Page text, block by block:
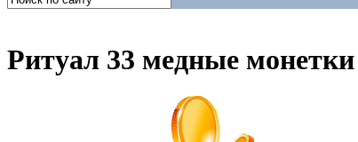
Ритуал 33 медные